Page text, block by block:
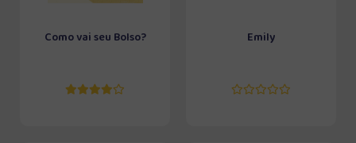
Como vai seu Bolso? Emily